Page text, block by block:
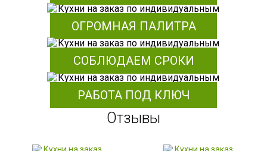
ОГРОМНАЯ ПАЛИТРА
СОБЛЮДАЕМ СРОКИ
РАБОТА ПОД КЛЮЧ
Отзывы